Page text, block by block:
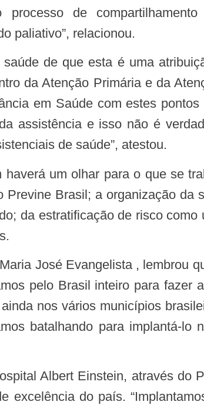
de
paliativo”, relacionou.
da Atenção Primária e da
em Saúde com estes
assistência e isso não é
de saúde”, atestou.
Brasil; a organização da
da estratificação de risco como
pelo Brasil inteiro para fazer
nos vários municípios
batalhando para implantá-lo
excelência do país.